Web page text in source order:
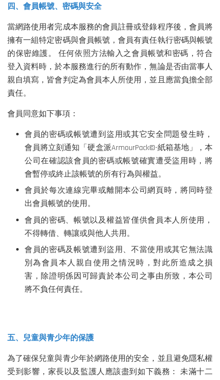
四、會員帳號、密碼與安全
當網路使用者完成本服務的會員註冊或登錄程序後，會員將
擁有一組特定密碼與會員帳號，會員有責任執行密碼與帳號
的保密維護。 任何依照方法輸入之會員帳號和密碼，符合
登入資料時，於本服務進行的所有動作，無論是否由當事人
親自填寫，皆會判定為會員本人所使用，並且應當負擔全部
責任。
會員同意如下事項：
會員的密碼或帳號遭到盜用或其它安全問題發生時，
會員將立刻通知「硬盒派ArmourPack©-紙箱基地」，本
公司在確認該會員的密碼或帳號確實遭受盜用時，將
會暫停或終止該帳號的所有行為與權益。
會員於每次連線完畢或離開本公司網頁時，將同時登
出會員帳號的使用。
會員的密碼、帳號以及權益皆僅供會員本人所使用，
不得轉借、轉讓或與他人共用。
會員的密碼及帳號遭到盜用、不當使用或其它無法識
別為會員本人親自使用之情況時，對此所造成之損
害，除證明係因可歸責於本公司之事由所致，本公司
將不負任何責任。
五、兒童與青少年的保護
為了確保兒童與青少年於網路使用的安全，並且避免隱私權
受到影響，家長以及監護人應該盡到如下義務： 未滿十二